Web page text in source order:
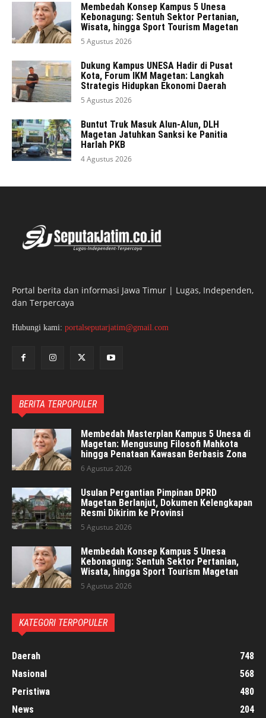
Membedah Konsep Kampus 5 Unesa
Kebonagung: Sentuh Sektor Pertanian,
Wisata, hingga Sport Tourism Magetan
5 Agustus 2026
Dukung Kampus UNESA Hadir di Pusat
Kota, Forum IKM Magetan: Langkah
Strategis Hidupkan Ekonomi Daerah
5 Agustus 2026
Buntut Truk Masuk Alun-Alun, DLH
Magetan Jatuhkan Sanksi ke Panitia
Harlah PKB
4 Agustus 2026
Portal berita dan informasi Jawa Timur | Lugas, Independen,
dan Terpercaya
Hubungi kami: portalseputarjatim@gmail.com
BERITA TERPOPULER
Membedah Masterplan Kampus 5 Unesa di
Magetan: Mengusung Filosofi Mahkota
hingga Penataan Kawasan Berbasis Zona
6 Agustus 2026
Usulan Pergantian Pimpinan DPRD
Magetan Berlanjut, Dokumen Kelengkapan
Resmi Dikirim ke Provinsi
5 Agustus 2026
Membedah Konsep Kampus 5 Unesa
Kebonagung: Sentuh Sektor Pertanian,
Wisata, hingga Sport Tourism Magetan
5 Agustus 2026
KATEGORI TERPOPULER
Daerah
748
Nasional
568
Peristiwa
480
News
204